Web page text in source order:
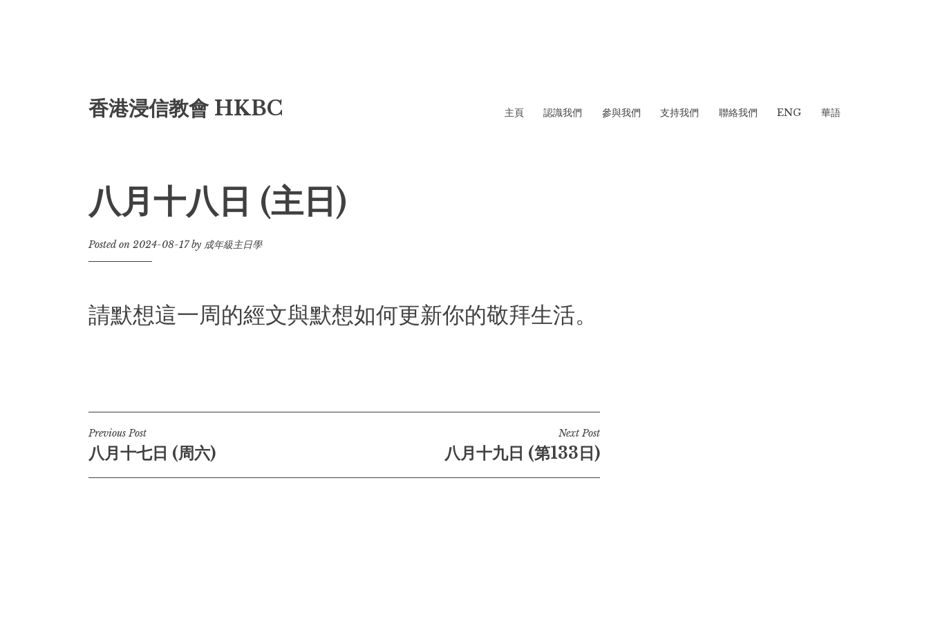
to
香港浸信教會 HKBC 主頁 認識我們 參與我們 支持我們 聯絡我們 ENG 華語
八月十八日 (主日)
Posted on 2024-08-17by 成年級主日學
請默想這一周的經文與默想如何更新你的敬拜生活。
Post
navigation
Previous Post
八月十七日 (周六)
Next Post
八月十九日 (第133日)